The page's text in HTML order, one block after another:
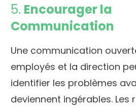
5. Encourager la
Communication
Une communication
employés et la direction
identifier les problèmes
deviennent ingérables. Les